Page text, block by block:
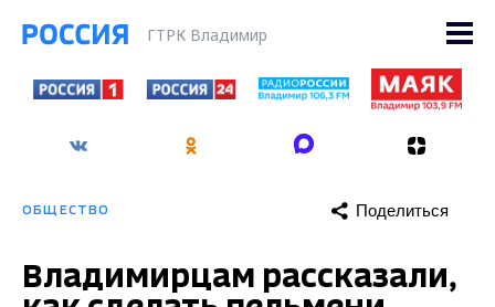
ГТРК Владимир
ОБЩЕСТВО Поделиться
Владимирцам рассказали,